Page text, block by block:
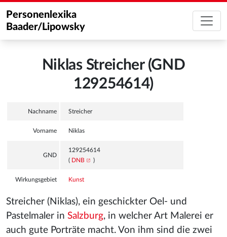
Personenlexika
Baader/Lipowsky
Niklas Streicher (GND
129254614)
Nachname Streicher
Vorname Niklas
GND
129254614
( DNB )
Wirkungsgebiet Kunst
Streicher (Niklas), ein geschickter Oel- und
Pastelmaler in Salzburg, in welcher Art Malerei er
auch gute Porträte macht. Von ihm sind die zwei